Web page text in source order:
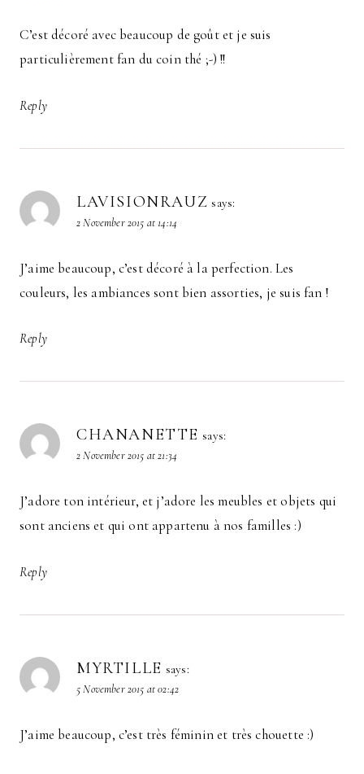
C’est décoré avec beaucoup de goût et je suis
particulièrement fan du coin thé ;-) !!
Reply
LAVISIONRAUZ says:
2 November 2015 at 14:14
J’aime beaucoup, c’est décoré à la perfection. Les
couleurs, les ambiances sont bien assorties, je suis fan !
Reply
CHANANETTE says:
2 November 2015 at 21:34
J’adore ton intérieur, et j’adore les meubles et objets qui
sont anciens et qui ont appartenu à nos familles :)
Reply
MYRTILLE says:
5 November 2015 at 02:42
J’aime beaucoup, c’est très féminin et très chouette :)